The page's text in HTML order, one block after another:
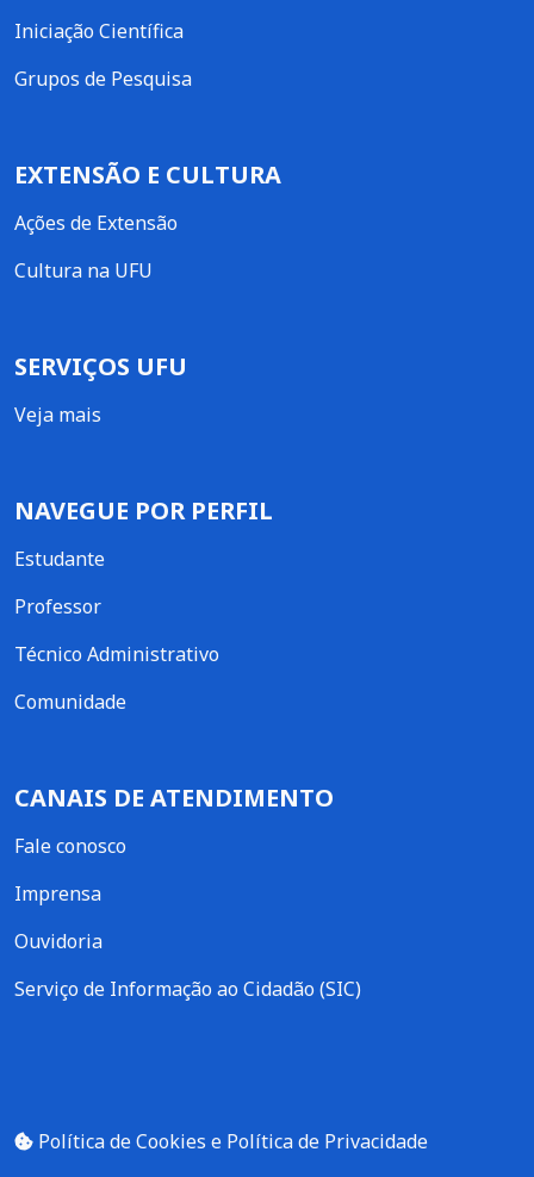
Iniciação Científica
Grupos de Pesquisa
EXTENSÃO E CULTURA
Ações de Extensão
Cultura na UFU
SERVIÇOS UFU
Veja mais
NAVEGUE POR PERFIL
Estudante
Professor
Técnico Administrativo
Comunidade
CANAIS DE ATENDIMENTO
Fale conosco
Imprensa
Ouvidoria
Serviço de Informação ao Cidadão (SIC)
Política de Cookies e Política de Privacidade